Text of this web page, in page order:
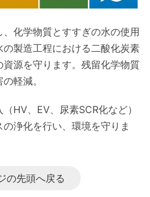
化学物質とすすぎの水の使用
製造工程における二酸化炭素
源を守ります。残留化学物質
軽減。
HV、EV、尿素SCR化など）
浄化を行い、環境を守りま
の先頭へ戻る